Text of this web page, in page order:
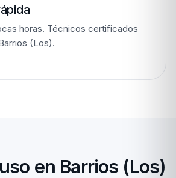
horas. Técnicos certificados
(Los).
en Barrios (Los)